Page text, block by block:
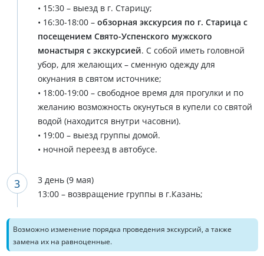
• 15:30 – выезд в г. Старицу;
• 16:30-18:00 – обзорная экскурсия по г. Старица с
посещением Свято-Успенского мужского
монастыря с экскурсией. С собой иметь головной
убор, для желающих – сменную одежду для
окунания в святом источнике;
• 18:00-19:00 – свободное время для прогулки и по
желанию возможность окунуться в купели со святой
водой (находится внутри часовни).
• 19:00 – выезд группы домой.
• ночной переезд в автобусе.
3 день (9 мая)
13:00 – возвращение группы в г.Казань;
Возможно изменение порядка проведения экскурсий, а также
замена их на равноценные.